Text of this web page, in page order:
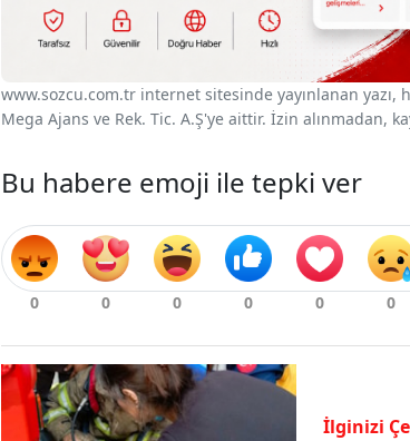
www.sozcu.com.tr internet sitesinde yayınlanan
Mega Ajans ve Rek. Tic. A.Ş'ye aittir. İzin alınmadan,
Bu habere emoji ile tepki ver
İlginizi